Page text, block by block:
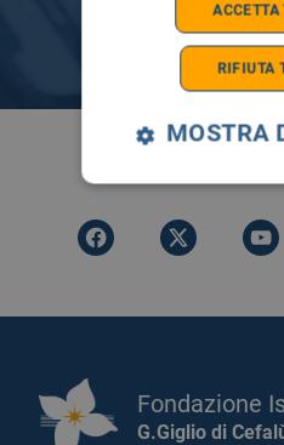
Fondazione
G.Giglio di
ACCETTA
RIFIUTA
MOSTRA